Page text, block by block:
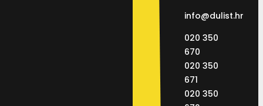
info@dulist.hr
020 350
670
020 350
671
020 350